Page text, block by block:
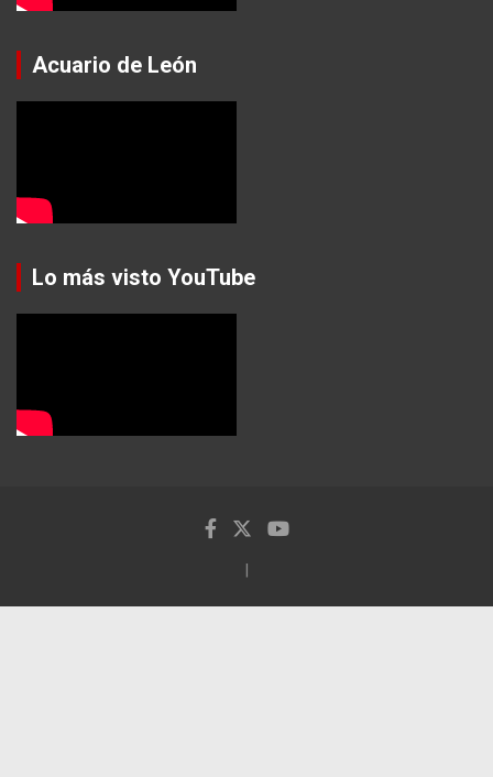
Acuario de León
Lo más visto YouTube